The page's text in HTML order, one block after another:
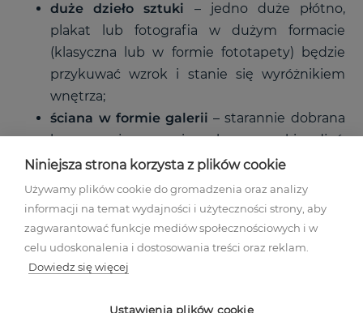
duże dzieło sztuki – jedno duże płótno,
plakat lub fotografia w dużym formacie
(klasyczna lub w formie fototapety) będzie
przykuwać wzrok i stanie się wyróżnikiem
wnętrza;
ściana w formie galerii – starannie dobrana
kompozycja oprawionych w ramki zdjęć,
mniejszych wydruków artystycznych i
zabytkowego lustra nadaje wnętrzu
eklektyczny, a zarazem osobisty charakter;
tapeta samoprzylepna– dzięki niej można w
łatwy sposób zmienić wygląd całej
przestrzeni, tworząc ścianę akcentową bez
Niniejsza strona korzysta z plików cookie
Używamy plików cookie do gromadzenia oraz analizy
informacji na temat wydajności i użyteczności strony, aby
zagwarantować funkcje mediów społecznościowych i w
celu udoskonalenia i dostosowania treści oraz reklam.
Dowiedz się więcej
Ustawienia plików cookie